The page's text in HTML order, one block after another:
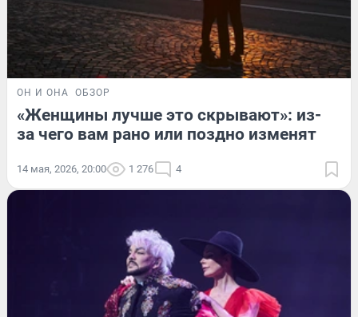
ОН И ОНА ОБЗОР
«Женщины лучше это скрывают»: из-
за чего вам рано или поздно изменят
14 мая, 2026, 20:00 1 276 4